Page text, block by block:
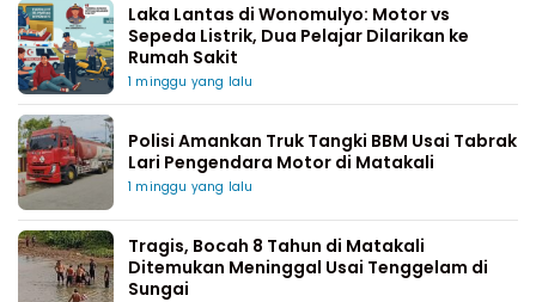
Laka Lantas di Wonomulyo: Motor vs
Sepeda Listrik, Dua Pelajar Dilarikan ke
Rumah Sakit
1 minggu yang lalu
Polisi Amankan Truk Tangki BBM Usai Tabrak
Lari Pengendara Motor di Matakali
1 minggu yang lalu
Tragis, Bocah 8 Tahun di Matakali
Ditemukan Meninggal Usai Tenggelam di
Sungai